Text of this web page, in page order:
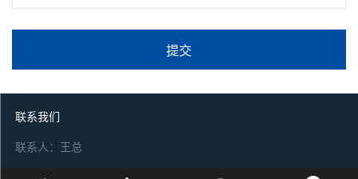
提交
联系我们
联系人：王总